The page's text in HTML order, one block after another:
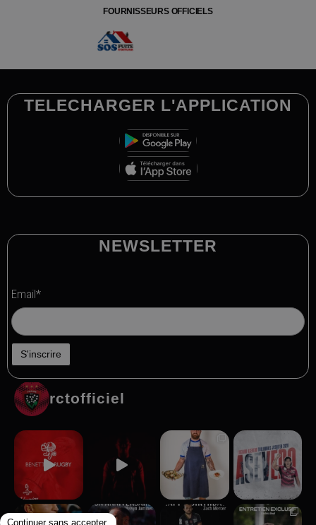
FOURNISSEURS OFFICIELS
TELECHARGER L'APPLICATION
NEWSLETTER
Email*
rctofficiel